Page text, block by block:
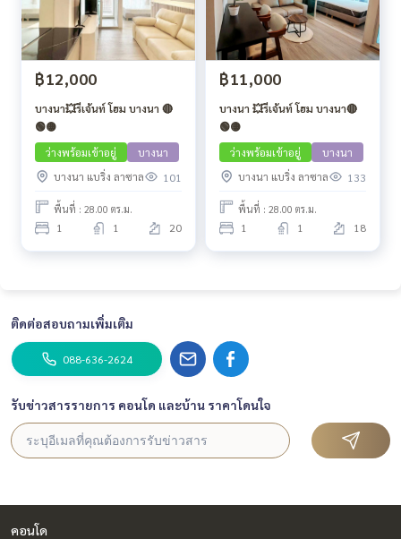
฿12,000
บางนา💥รีเจ้นท์ โฮม บางนา 🔴
🟢🟡
ว่างพร้อมเข้าอยู่
บางนา
บางนา แบริ่ง ลาซาล
101
พื้นที่ : 28.00 ตร.ม.
1 1 20
฿11,000
บางนา 💥รีเจ้นท์ โฮม บางนา🔴
🟢🟡
ว่างพร้อมเข้าอยู่
บางนา
บางนา แบริ่ง ลาซาล
133
พื้นที่ : 28.00 ตร.ม.
1 1 18
ติดต่อสอบถามเพิ่มเติม
088-636-2624
รับข่าวสารรายการ คอนโด และบ้าน ราคาโดนใจ
คอนโด